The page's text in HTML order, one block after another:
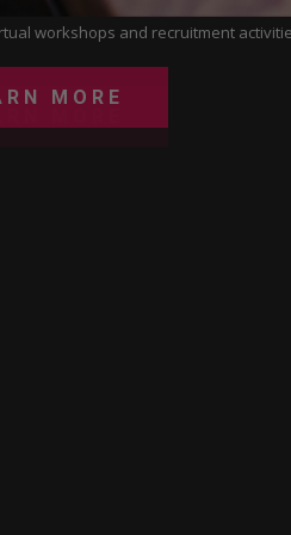
workshops and recruitment
MORE
MORE